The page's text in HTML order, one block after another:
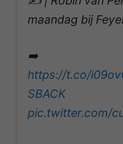
maandag bij
➡️
https://t.co/
SBACK
pic.twitter.com/